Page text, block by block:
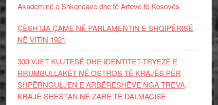
Akademinë e Shkencave dhe të Arteve të Kosovës
ÇËSHTJA ÇAME NË PARLAMENTIN E SHQIPËRISË
NË VITIN 1921
300 VJET KUJTESË DHE IDENTITET-TRYEZË E
RRUMBULLAKËT NË OSTROS TË KRAJËS PËR
SHPËRNGULJEN E ARBËRESHËVE NGA TREVA
KRAJË-SHESTAN NË ZARË TË DALMACISË